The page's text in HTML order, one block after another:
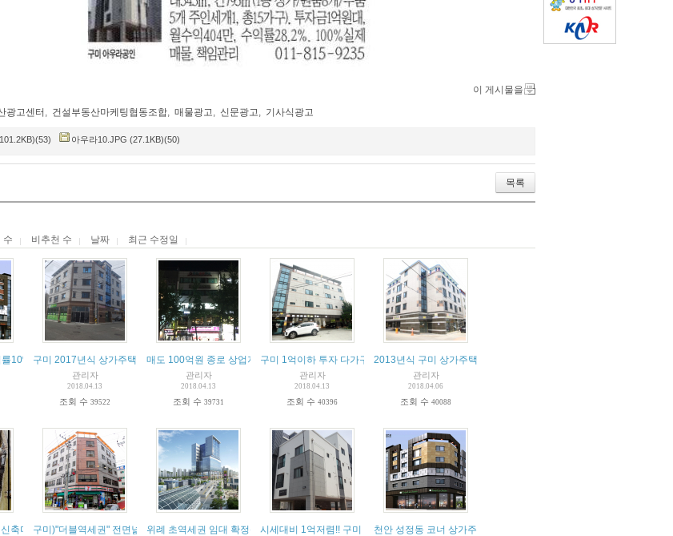
이 게시물을
광고센터 , 건설부동산마케팅협동조합, 매물광고, 신문광고, 기사식광고
아우라10.JPG (27.1KB)(50)
목록
수 비추천 수 날짜 최근 수정일
률10%)구미 2017년식 상가주택 급매물!!
관리자
2018.04.13
조회 수 39522
매도 100억원 종로 상업지 임대수익용
관리자
2018.04.13
조회 수 39731
구미 1억이하 투자 다가구 코너건물
관리자
2018.04.13
조회 수 40396
2013년식 구미 상가주택 매매
관리자
2018.04.06
조회 수 40088
축다가구건물 매매
구미)"더블역세권" 전면넓고 대지 큰위례 초역세권 임대 확정상가 매매시세대비 1억저렴!! 구미 특급상가주택천안 성정동 코너 상가주택